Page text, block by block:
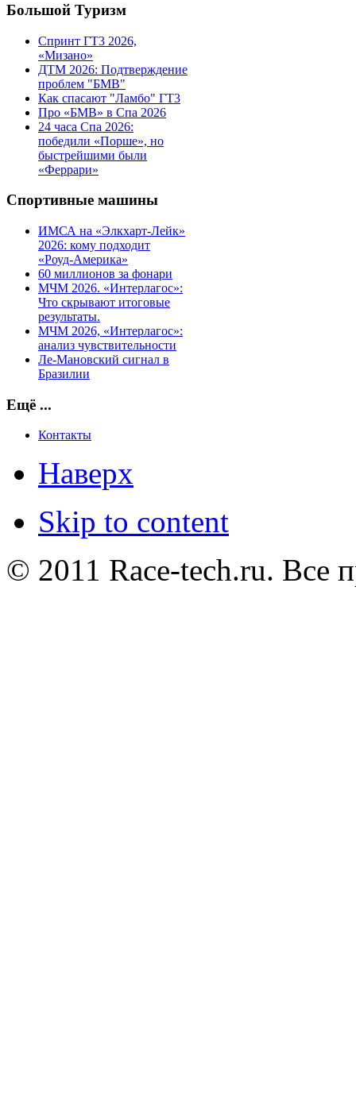
Большой Туризм
Спринт ГТ3 2026,
«Мизано»
ДТМ 2026: Подтверждение
проблем "БМВ"
Как спасают "Ламбо" ГТ3
Про «БМВ» в Спа 2026
24 часа Спа 2026:
победили «Порше», но
быстрейшими были
«Феррари»
Спортивные машины
ИМСА на «Элкхарт-Лейк»
2026: кому подходит
«Роуд-Америка»
60 миллионов за фонари
МЧМ 2026. «Интерлагос»:
Что скрывают итоговые
результаты.
МЧМ 2026, «Интерлагос»:
анализ чувствительности
Ле-Мановский сигнал в
Бразилии
Ещё ...
Контакты
Наверх
Skip to content
© 2011 Race-tech.ru. Все